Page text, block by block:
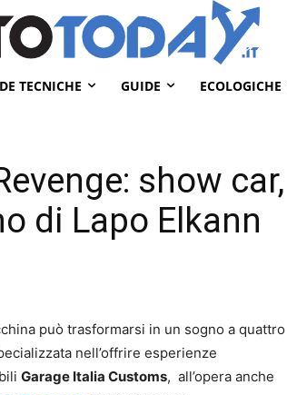
TECNICHE GUIDE ECOLOGICHE
show car,
di Lapo Elkann
può trasformarsi in un sogno a quattro
nell’offrire esperienze
Garage Italia Customs, all’opera anche